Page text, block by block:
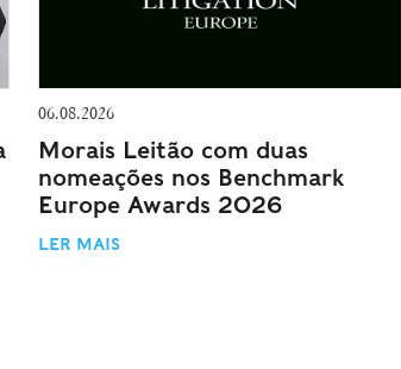
06.08.2026
Morais Leitão com duas
nomeações nos Benchmark
Europe Awards 2026
LER MAIS